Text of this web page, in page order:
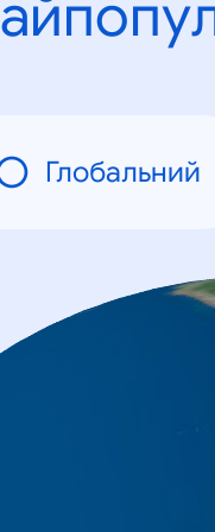
Глобальний